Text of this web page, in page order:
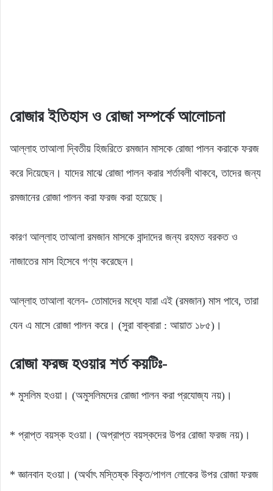
রোজার ইতিহাসও রোজা সম্পর্কে আলোচনা
আল্লাহ তাআলা দ্বিতীয় হিজরিতে রমজান মাসকে রোজা পালন করাকে ফরজ
করে দিয়েছেন। যাদের মাঝে রোজা পালন করার শর্তাবলী থাকবে, তাদের জন্য
রমজানের রোজা পালন করা ফরজ করা হয়েছে।
কারণ আল্লাহ তাআলা রমজান মাসকে বান্দাদের জন্য রহমত বরকত ও
নাজাতের মাস হিসেবে গণ্য করেছেন।
আল্লাহ তাআলা বলেন- তোমাদের মধ্যে যারা এই (রমজান) মাস পাবে, তারা
যেন এ মাসে রোজা পালন করে। (সুরা বাক্বারা : আয়াত ১৮৫)।
রোজা ফরজ হওয়ার শর্ত কয়টিঃ-
* মুসলিম হওয়া। (অমুসলিমদের রোজা পালন করা প্রযোজ্য নয়)।
* প্রাপ্ত বয়স্ক হওয়া। (অপ্রাপ্ত বয়স্কদের উপর রোজা ফরজ নয়)।
* জ্ঞানবান হওয়া। (অর্থাৎ মস্তিষ্ক বিকৃত/পাগল লোকের উপর রোজা ফরজ